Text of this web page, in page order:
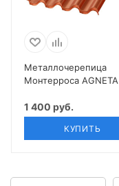
Металлочерепица
Монтерроса AGNETA
1 400 руб.
КУПИТЬ